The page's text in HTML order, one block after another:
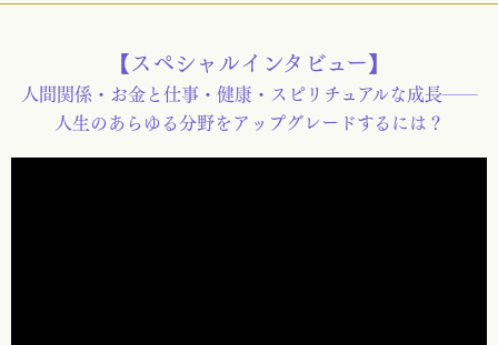
【スペシャルインタビュー】
人間関係・お金と仕事・健康・スピリチュアルな成長──
人生のあらゆる分野をアップグレードするには？